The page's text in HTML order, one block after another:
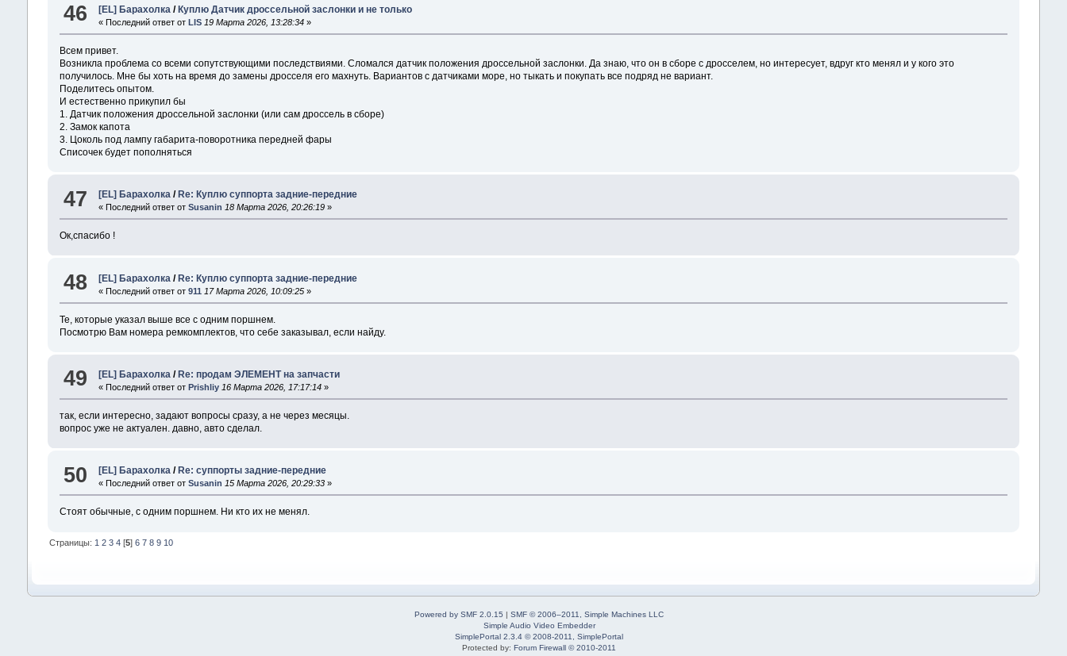
46 [EL] Барахолка /Куплю Датчик дроссельной заслонки и не только
« Последний ответ от LIS 19 Марта 2026, 13:28:34»
Всем привет.
Возникла проблема со всеми сопутствующими последствиями. Сломался датчик положения дроссельной заслонки. Да знаю, что он в сборе с дросселем, но интересует, вдруг кто менял и у кого это
получилось. Мне бы хоть на время до замены дросселя его махнуть. Вариантов с датчиками море, но тыкать и покупать все подряд не вариант.
Поделитесь опытом.
И естественно прикупил бы
1. Датчик положения дроссельной заслонки (или сам дроссель в сборе)
2. Замок капота
3. Цоколь под лампу габарита-поворотника передней фары
Списочек будет пополняться
47 [EL] Барахолка / Re: Куплю суппорта задние-передние
« Последний ответ от Susanin 18 Марта 2026, 20:26:19»
Ок,спасибо !
48 [EL] Барахолка /Re: Куплю суппорта задние-передние
« Последний ответ от 911 17 Марта 2026, 10:09:25»
Те, которые указал выше все с одним поршнем.
Посмотрю Вам номера ремкомплектов, что себе заказывал, если найду.
49 [EL] Барахолка / Re: продам ЭЛЕМЕНТ на запчасти
« Последний ответ от Prishliy 16 Марта 2026, 17:17:14»
так, если интересно, задают вопросы сразу, а не через месяцы.
вопрос уже не актуален. давно, авто сделал.
50 [EL] Барахолка / Re: суппорты задние-передние
« Последний ответ от Susanin 15 Марта 2026, 20:29:33»
Стоят обычные, с одним поршнем. Ни кто их не менял.
Страницы: 1 2 3 4[5] 6 7 8 9 10
Powered by SMF 2.0.15 |SMF © 2006–2011, Simple Machines LLC
Simple Audio Video Embedder
SimplePortal 2.3.4 © 2008-2011, SimplePortal
Protected by:Forum Firewall © 2010-2011